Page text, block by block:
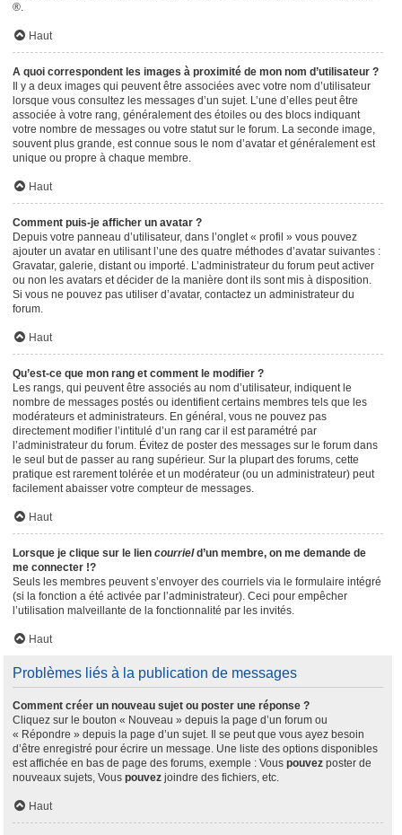
®.
Haut
A quoi correspondent les images à proximité de mon nom d’utilisateur ?
Il y a deux images qui peuvent être associées avec votre nom d’utilisateur
lorsque vous consultez les messages d’un sujet. L’une d’elles peut être
associée à votre rang, généralement des étoiles ou des blocs indiquant
votre nombre de messages ou votre statut sur le forum. La seconde image,
souvent plus grande, est connue sous le nom d’avatar et généralement est
unique ou propre à chaque membre.
Haut
Comment puis-je afficher un avatar ?
Depuis votre panneau d’utilisateur, dans l’onglet « profil » vous pouvez
ajouter un avatar en utilisant l’une des quatre méthodes d’avatar suivantes :
Gravatar, galerie, distant ou importé. L’administrateur du forum peut activer
ou non les avatars et décider de la manière dont ils sont mis à disposition.
Si vous ne pouvez pas utiliser d’avatar, contactez un administrateur du
forum.
Haut
Qu’est-ce que mon rang et comment le modifier ?
Les rangs, qui peuvent être associés au nom d’utilisateur, indiquent le
nombre de messages postés ou identifient certains membres tels que les
modérateurs et administrateurs. En général, vous ne pouvez pas
directement modifier l’intitulé d’un rang car il est paramétré par
l’administrateur du forum. Évitez de poster des messages sur le forum dans
le seul but de passer au rang supérieur. Sur la plupart des forums, cette
pratique est rarement tolérée et un modérateur (ou un administrateur) peut
facilement abaisser votre compteur de messages.
Haut
Lorsque je clique sur le lien courrield’un membre, on me demande de
me connecter !?
Seuls les membres peuvent s’envoyer des courriels via le formulaire intégré
(si la fonction a été activée par l’administrateur). Ceci pour empêcher
l’utilisation malveillante de la fonctionnalité par les invités.
Haut
Problèmes liés à la publication de messages
Comment créer un nouveau sujet ou poster une réponse ?
Cliquez sur le bouton « Nouveau » depuis la page d’un forum ou
« Répondre » depuis la page d’un sujet. Il se peut que vous ayez besoin
d’être enregistré pour écrire un message. Une liste des options disponibles
est affichée en bas de page des forums, exemple : Vous pouvez poster de
nouveaux sujets, Vous pouvez joindre des fichiers, etc.
Haut